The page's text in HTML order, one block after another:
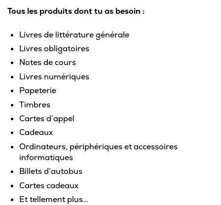
Microsoft 365
Guichet des requêtes
Portail CégepTR
Intranet du personnel
Bottin du personnel
Urgences
Tous les produits dont tu as besoin :
Livres de littérature générale
Livres obligatoires
Notes de cours
Livres numériques
Papeterie
Timbres
Cartes d’appel
Cadeaux
Ordinateurs, périphériques et accessoires
informatiques
Billets d’autobus
Cartes cadeaux
Et tellement plus…